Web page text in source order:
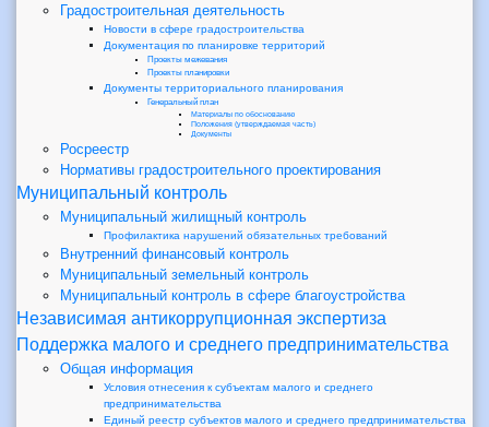
Градостроительная деятельность
Новости в сфере градостроительства
Документация по планировке территорий
Проекты межевания
Проекты планировки
Документы территориального планирования
Генеральный план
Материалы по обоснованию
Положения (утверждаемая часть)
Документы
Росреестр
Нормативы градостроительного проектирования
Муниципальный контроль
Муниципальный жилищный контроль
Профилактика нарушений обязательных требований
Внутренний финансовый контроль
Муниципальный земельный контроль
Муниципальный контроль в сфере благоустройства
Независимая антикоррупционная экспертиза
Поддержка малого и среднего предпринимательства
Общая информация
Условия отнесения к субъектам малого и среднего
предпринимательства
Единый реестр субъектов малого и среднего предпринимательства